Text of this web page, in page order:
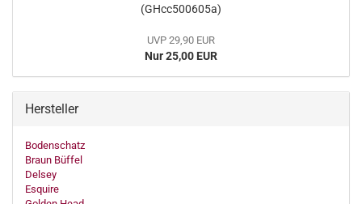
(GHcc500605a)
UVP 29,90 EUR
Nur 25,00 EUR
Hersteller
Bodenschatz
Braun Büffel
Delsey
Esquire